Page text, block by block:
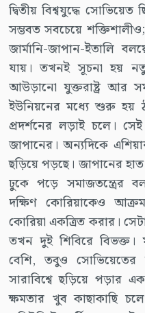
দ্বিতীয় বিশ্বযুদ্ধে সোভিয়েত
সম্ভবত সবচেয়ে শক্তিশালীও;
জার্মানি-জাপান-ইতালি
যায়। তখনই সূচনা হয়
আউড়ানো যুক্তরাষ্ট্র আর
ইউনিয়নের মধ্যে শুরু হয়
প্রদর্শনের লড়াই চলে। সেই
জাপানের। অন্যদিকে
ছড়িয়ে পড়ছে। জাপানের
ঢুকে পড়ে সমাজতন্ত্রের
দক্ষিণ কোরিয়াকেও
কোরিয়া একত্রিত করার।
তখন দুই শিবিরে বিভক্ত।
বেশি, তবুও সোভিয়েতের
সারাবিশ্বে ছড়িয়ে পড়ার
ক্ষমতার খুব কাছাকাছি